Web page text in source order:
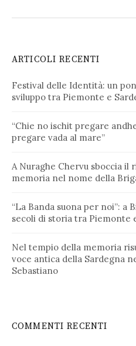
ARTICOLI RECENTI
Festival delle Identità: un
sviluppo tra Piemonte e
“Chie no ischit pregare
pregare vada al mare”
A Nuraghe Chervu sboccia il
memoria nel nome della
“La Banda suona per noi”: a
secoli di storia tra Piemonte
Nel tempio della memoria
voce antica della Sardegna
Sebastiano
COMMENTI RECENTI